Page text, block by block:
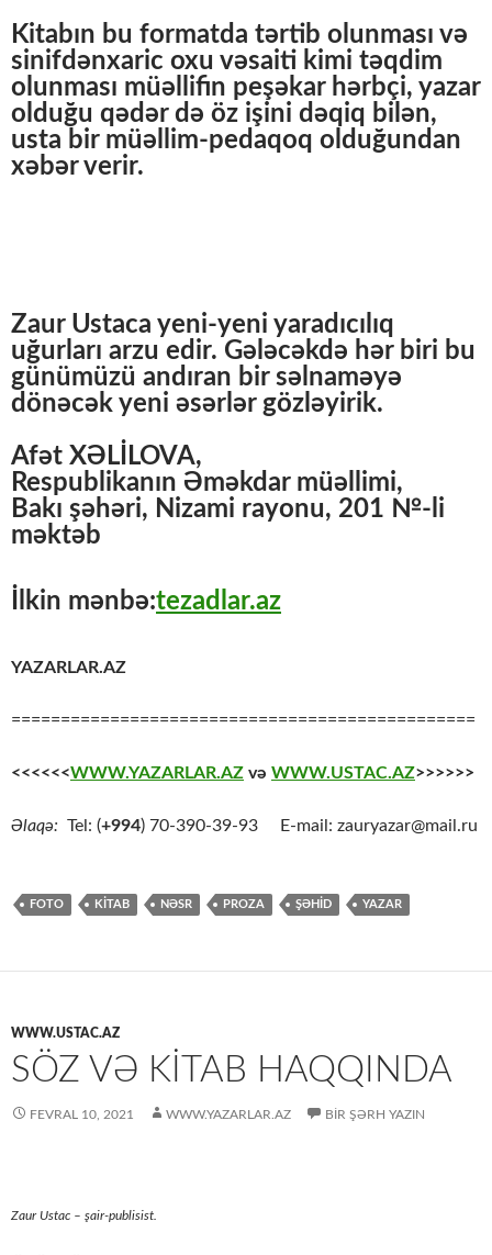
Kitabın bu formatda tərtib olunması və
sinifdənxaric oxu vəsaiti kimi təqdim
olunması müəllifin peşəkar hərbçi, yazar
olduğu qədər də öz işini dəqiq bilən,
usta bir müəllim-pedaqoq olduğundan
xəbər verir.
Zaur Ustaca yeni-yeni yaradıcılıq
uğurları arzu edir. Gələcəkdə hər biri bu
günümüzü andıran bir səlnaməyə
dönəcək yeni əsərlər gözləyirik.
Afət XƏLİLOVA,
Respublikanın Əməkdar müəllimi,
Bakı şəhəri, Nizami rayonu, 201 №-li
məktəb
İlkin mənbə:tezadlar.az
YAZARLAR.AZ
===============================================
<<<<<<WWW.YAZARLAR.AZ və WWW.USTAC.AZ>>>>>>
Əlaqə: Tel: (+994) 70-390-39-93 E-mail: zauryazar@mail.ru
FOTO KİTAB NƏSR PROZA ŞƏHİD YAZAR
WWW.USTAC.AZ
SÖZ VƏ KİTAB HAQQINDA
FEVRAL 10, 2021 WWW.YAZARLAR.AZ BIR ŞƏRH YAZIN
Zaur Ustac – şair-publisist